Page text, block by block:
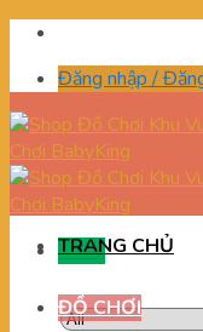
Skip
contentĐăng nhập /
Menu
TRANG CHỦ
ĐỒ CHƠI